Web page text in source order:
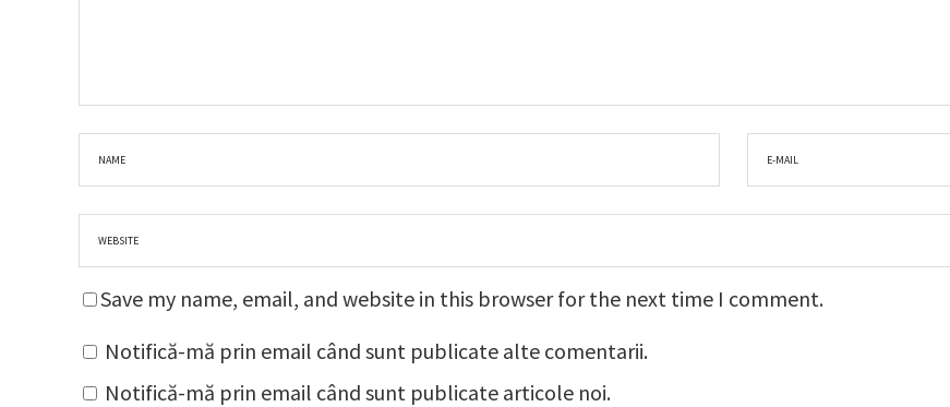
Save my name, email, and website in this browser for the next time I comment.
Notifică-mă prin email când sunt publicate alte comentarii.
Notifică-mă prin email când sunt publicate articole noi.